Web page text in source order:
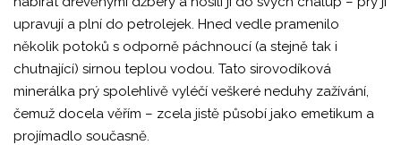
upravují a plní do petrolejek. Hned vedle pramenilo
několik potoků s odporně páchnoucí (a stejně tak i
chutnající) sirnou teplou vodou. Tato sirovodíková
minerálka prý spolehlivě vyléčí veškeré neduhy zažívání,
čemuž docela věřím – zcela jistě působí jako emetikum a
projímadlo současně.